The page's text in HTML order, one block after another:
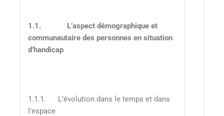
1.1.
L’aspect démographique et
communautaire des personnes en situation
d’handicap
1.1.1. L’évolution dans le temps et dans
l’espace